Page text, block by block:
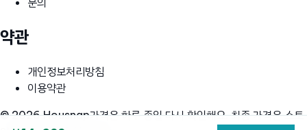
약관
개인정보처리방침
이용약관
© 2026 Housnap가격은 하루 종일 다시 확인해요. 최종 가격은 스토